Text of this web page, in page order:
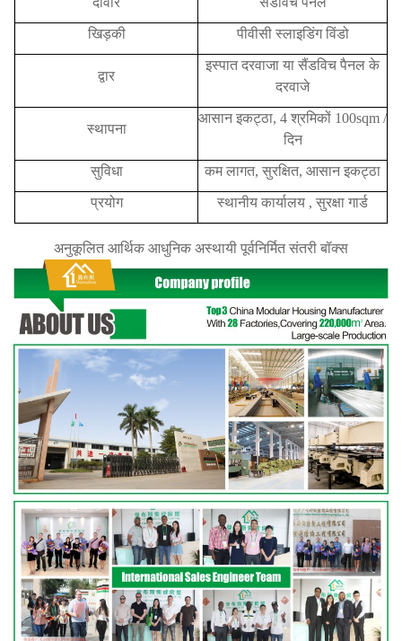
खिड़की पीवीसी स्लाइडिंग विंडो
द्वार
इस्पात दरवाजा या सैंडविच पैनल के
दरवाजे
स्थापना
आसान इकट्ठा, 4 श्रमिकों 100sqm /
दिन
सुविधा कम लागत, सुरक्षित, आसान इकट्ठा
प्रयोग स्थानीय कार्यालय , सुरक्षा गार्ड
अनुकूलित आर्थिक आधुनिक अस्थायी पूर्वनिर्मित संतरी बॉक्स